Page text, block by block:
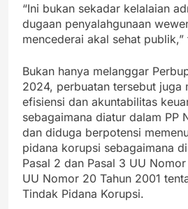
“Ini bukan sekadar kelalaian
dugaan penyalahgunaan
mencederai akal sehat publik,”
Bukan hanya melanggar
2024, perbuatan tersebut juga
efisiensi dan akuntabilitas
sebagaimana diatur dalam PP
dan diduga berpotensi
pidana korupsi sebagaimana
Pasal 2 dan Pasal 3 UU
UU Nomor 20 Tahun 2001
Tindak Pidana Korupsi.